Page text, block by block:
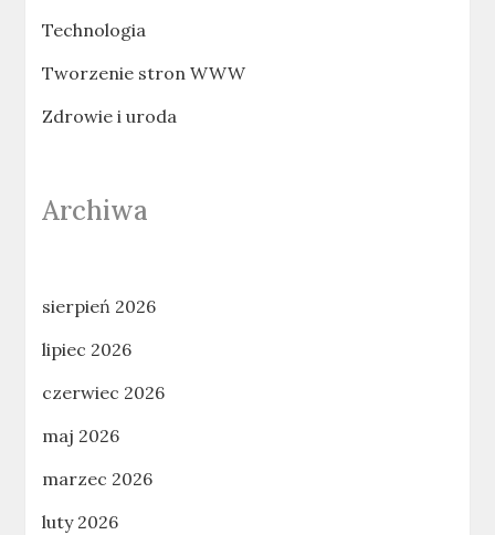
Technologia
Tworzenie stron WWW
Zdrowie i uroda
Archiwa
sierpień 2026
lipiec 2026
czerwiec 2026
maj 2026
marzec 2026
luty 2026